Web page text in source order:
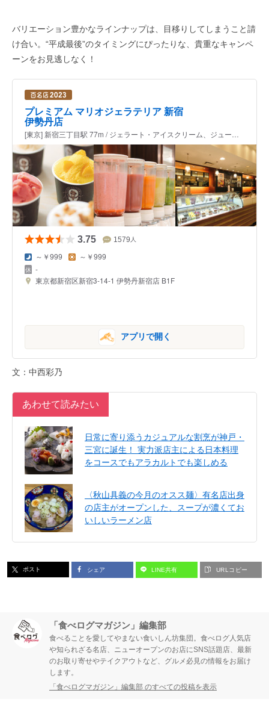
バリエーション豊かなラインナップは、目移りしてしまうこと請
け合い。“平成最後”のタイミングにぴったりな、貴重なキャンペ
ーンをお見逃しなく！
プレミアム マリオジェラテリア 新宿
伊勢丹店
[東京] 新宿三丁目駅 77m / ジェラート・アイスクリーム、ジューススタンド、洋菓子
3.75 1579 人
～￥999 ～￥999
-
東京都新宿区新宿3-14-1 伊勢丹新宿店 B1F
アプリで開く
文：中西彩乃
あわせて読みたい
日常に寄り添うカジュアルな割烹が神戸・
三宮に誕生！ 実力派店主による日本料理
をコースでもアラカルトでも楽しめる
〈秋山具義の今月のオスス麺〉有名店出身
の店主がオープンした、スープが濃くてお
いしいラーメン店
ポスト シェア LINE共有 URLコピー
「食べログマガジン」編集部
食べることを愛してやまない食いしん坊集団。食べログ人気店
や知られざる名店、ニューオープンのお店にSNS話題店、最新
のお取り寄せやテイクアウトなど、グルメ必見の情報をお届け
します。
「食べログマガジン」編集部 のすべての投稿を表示